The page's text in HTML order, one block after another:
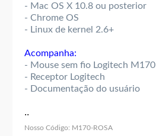
- Mac OS X 10.8 ou posterior
- Chrome OS
- Linux de kernel 2.6+
Acompanha:
- Mouse sem fio Logitech M170
- Receptor Logitech
- Documentação do usuário
..
Nosso Código: M170-ROSA